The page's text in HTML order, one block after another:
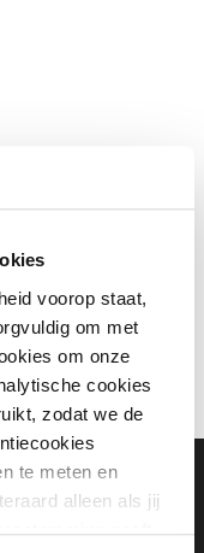
voorop staat,
om met
om onze
cookies
zodat we de
te meten en
alleen als jij
geeft,